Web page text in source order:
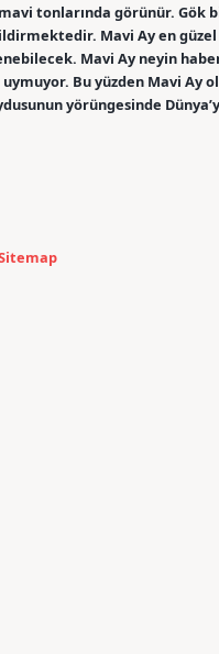
tonlarında görünür. Gök
Mavi Ay en güzel
Mavi Ay neyin
Bu yüzden Mavi Ay
yörüngesinde